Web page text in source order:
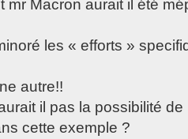
mr Macron aurait il été
les « efforts »
autre!!
il pas la possibilité de
cette exemple ?